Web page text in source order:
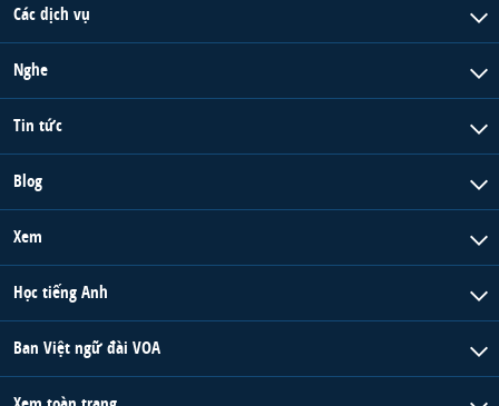
Các dịch vụ
Nghe
Tin tức
Blog
Xem
Học tiếng Anh
Ban Việt ngữ đài VOA